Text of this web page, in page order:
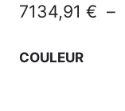
7134,91 € –
COULEUR